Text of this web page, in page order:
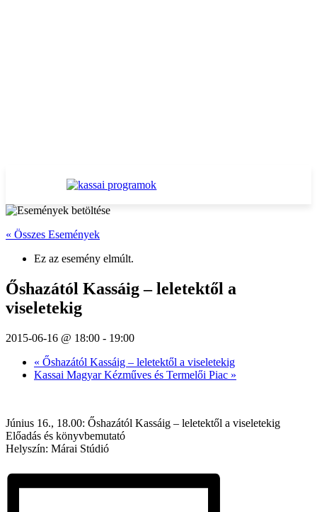
« Összes Események
Ez az esemény elmúlt.
Őshazától Kassáig – leletektől a
viseletekig
2015-06-16 @ 18:00 - 19:00
« Őshazától Kassáig – leletektől a viseletekig
Kassai Magyar Kézműves és Termelői Piac »
Június 16., 18.00: Őshazától Kassáig – leletektől a viseletekig
Előadás és könyvbemutató
Helyszín: Márai Stúdió